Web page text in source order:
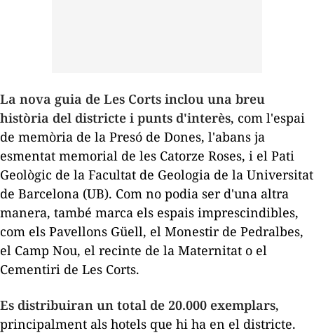
La nova guia de Les Corts inclou una breu
història del districte i punts d'interès, com l'espai
de memòria de la Presó de Dones, l'abans ja
esmentat memorial de les Catorze Roses, i el Pati
Geològic de la Facultat de Geologia de la Universitat
de Barcelona (UB). Com no podia ser d'una altra
manera, també marca els espais imprescindibles,
com els Pavellons Güell, el Monestir de Pedralbes,
el Camp Nou, el recinte de la Maternitat o el
Cementiri de Les Corts.
Es distribuiran un total de 20.000 exemplars,
principalment als hotels que hi ha en el districte.